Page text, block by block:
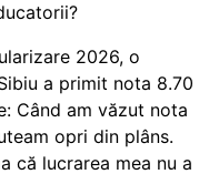
2026, o
a primit nota 8.70
Când am văzut nota
opri din plâns.
că lucrarea mea nu a